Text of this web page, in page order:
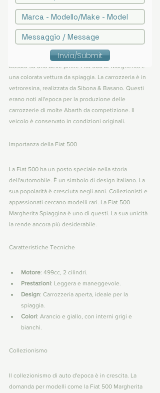
Descrizione
Esemplare unico realizzato nel 1964 da Pietro
Bonomo, artigiano di Rivarolo Canavese (TO).
Basato su una delle prime Fiat 500 D. Margherita è
una colorata vettura da spiaggia. La carrozzeria è in
vetroresina, realizzata da Sibona & Basano. Questi
erano noti all'epoca per la produzione delle
carrozzerie di molte Abarth da competizione. Il
veicolo è conservato in condizioni originali.
Importanza della Fiat 500
La Fiat 500 ha un posto speciale nella storia
dell'automobile. È un simbolo di design italiano. La
sua popolarità è cresciuta negli anni. Collezionisti e
appassionati cercano modelli rari. La Fiat 500
Margherita Spiaggina è uno di questi. La sua unicità
la rende ancora più desiderabile.
Caratteristiche Tecniche
Motore: 499cc, 2 cilindri.
Prestazioni: Leggera e maneggevole.
Design: Carrozzeria aperta, ideale per la
spiaggia.
Colori: Arancio e giallo, con interni grigi e
bianchi.
Collezionismo
Il collezionismo di auto d'epoca è in crescita. La
domanda per modelli come la Fiat 500 Margherita
Invia/Submit